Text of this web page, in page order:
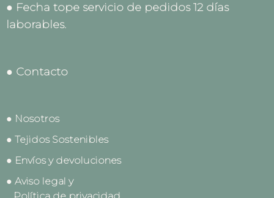
● Fecha tope servicio de pedidos 12 días
laborables.
● Contacto
● Nosotros
● Tejidos Sostenibles
● Envíos y devoluciones
● Aviso legal y